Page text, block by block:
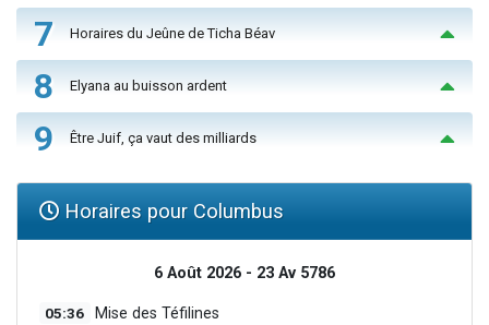
7 Horaires du Jeûne de Ticha Béav
8 Elyana au buisson ardent
9 Être Juif, ça vaut des milliards
Horaires pour Columbus
6 Août 2026 - 23 Av 5786
05:36 Mise des Téfilines